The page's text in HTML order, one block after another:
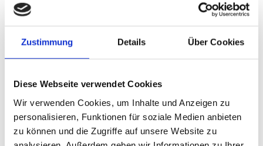
Zustimmung Details Über Cookies
Diese Webseite verwendet Cookies
Wir verwenden Cookies, um Inhalte und Anzeigen zu
personalisieren, Funktionen für soziale Medien anbieten
zu können und die Zugriffe auf unsere Website zu
Wir vertreiben nicht nur, sondern stellen auch selbst
hochwertige, funktionale, individuelle und innovative
Produkte her, die dem Menschen mit körperlicher
Freizeit, als auch im Beruf und im öffentlichen Umfeld wieder
oder weiterhin aktiv und integriert zu sein.
Mit unserem Einsatz für Sie möchten wir zu Ihrer Mobilität,